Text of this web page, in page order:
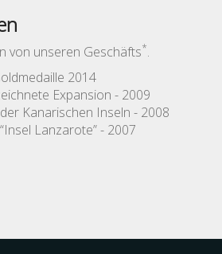
von unseren Geschäfts*.
2014
Expansion - 2009
Kanarischen Inseln - 2008
Lanzarote” - 2007